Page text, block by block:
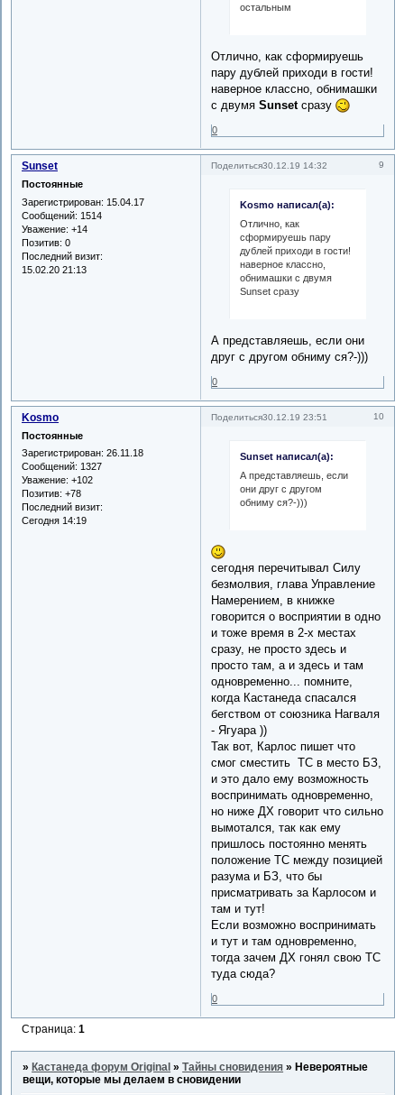
остальным
Отлично, как сформируешь
пару дублей приходи в гости!
наверное классно, обнимашки
с двумяSunsetсразу
0
Поделиться 9
30.12.19 14:32
Sunset
Постоянные
Зарегистрирован: 15.04.17
Сообщений: 1514
Уважение: +14
Позитив: 0
Последний визит:
15.02.20 21:13
Kosmo написал(а):
Отлично, как
сформируешь пару
дублей приходи в гости!
наверное классно,
обнимашки с двумя
Sunset сразу
А представляешь, если они
друг с другом обниму ся?-)))
0
Поделиться 10
30.12.19 23:51
Kosmo
Постоянные
Зарегистрирован: 26.11.18
Сообщений: 1327
Уважение: +102
Позитив: +78
Последний визит:
Сегодня 14:19
Sunset написал(а):
А представляешь, если
они друг с другом
обниму ся?-)))
сегодня перечитывал Силу
безмолвия, глава Управление
Намерением, в книжке
говорится о восприятии в одно
и тоже время в 2-х местах
сразу, не просто здесь и
просто там, а и здесь и там
одновременно... помните,
когда Кастанеда спасался
бегством от союзника Нагваля
- Ягуара ))
Так вот, Карлос пишет что
смог сместить ТС в место БЗ,
и это дало ему возможность
воспринимать одновременно,
но ниже ДХ говорит что сильно
вымотался, так как ему
пришлось постоянно менять
положение ТС между позицией
разума и БЗ, что бы
присматривать за Карлосом и
там и тут!
Если возможно воспринимать
и тут и там одновременно,
тогда зачем ДХ гонял свою ТС
туда сюда?
0
Страница:1
»Кастанеда форум Original »Тайны сновидения »Невероятные
вещи, которые мы делаем в сновидении